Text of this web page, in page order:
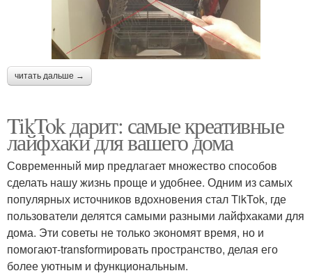
читать дальше →
TikTok дарит: самые креативные
лайфхаки для вашего дома
Современный мир предлагает множество способов
сделать нашу жизнь проще и удобнее. Одним из самых
популярных источников вдохновения стал TikTok, где
пользователи делятся самыми разными лайфхаками для
дома. Эти советы не только экономят время, но и
помогают-transformировать пространство, делая его
более уютным и функциональным.